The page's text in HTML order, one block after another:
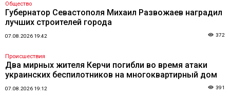
Общество
Губернатор Севастополя Михаил Развожаев наградил
лучших строителей города
07.08.2026 19:42 372
Происшествия
Два мирных жителя Керчи погибли во время атаки
украинских беспилотников на многоквартирный дом
07.08.2026 19:12 391